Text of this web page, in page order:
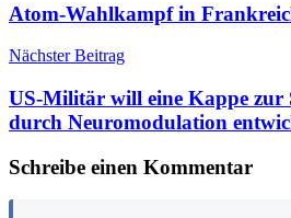
Atom-Wahlkampf in
Nächster Beitrag
US-Militär will eine Kappe zur
durch Neuromodulation
Schreibe einen Kommentar